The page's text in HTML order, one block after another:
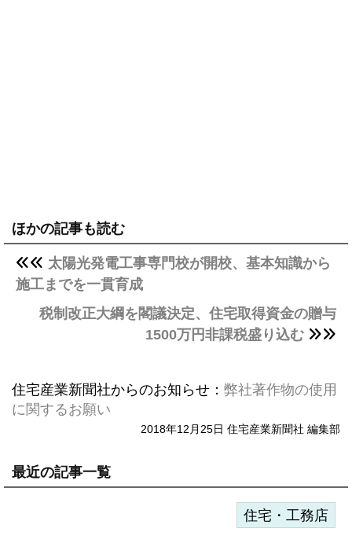
ほかの記事も読む
太陽光発電工事専門校が開校、基本知識から
施工までを一貫育成
税制改正大綱を閣議決定、住宅取得資金の贈与
1500万円非課税盛り込む
住宅産業新聞社からのお知らせ： 弊社著作物の使用
に関するお願い
2018年12月25日 住宅産業新聞社 編集部
最近の記事一覧
住宅・工務店